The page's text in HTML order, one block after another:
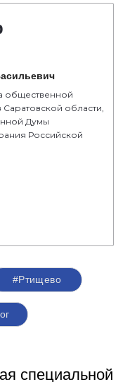
общественной
области,
Думы
Российской
#Ртищево
специальной